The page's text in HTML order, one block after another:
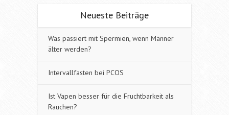
Neueste Beiträge
Was passiert mit Spermien, wenn Männer
älter werden?
Intervallfasten bei PCOS
Ist Vapen besser für die Fruchtbarkeit als
Rauchen?